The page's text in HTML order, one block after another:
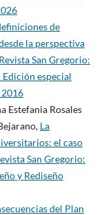
de
la perspectiva
Revista San Gregorio:
Edición especial
2016
Estefania Rosales
La
el caso
San Gregorio:
y Rediseño
del Plan